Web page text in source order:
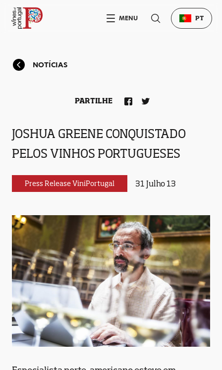
NOTÍCIAS
JOSHUA GREENE CONQUISTADO
PELOS VINHOS PORTUGUESES
Press Release ViniPortugal 31 Julho 13
PARTILHE
MENU PT